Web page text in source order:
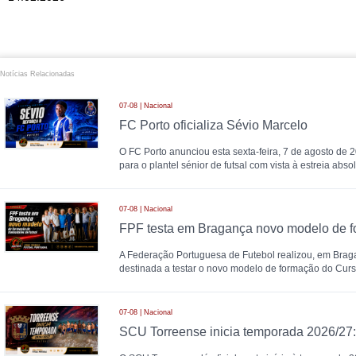
Notícias Relacionadas
07-08 | Nacional
FC Porto oficializa Sévio Marcelo
O FC Porto anunciou esta sexta-feira, 7 de agosto de
para o plantel sénior de futsal com vista à estreia
07-08 | Nacional
A Federação Portuguesa de Futebol realizou, em
destinada a testar o novo modelo de formação do
07-08 | Nacional